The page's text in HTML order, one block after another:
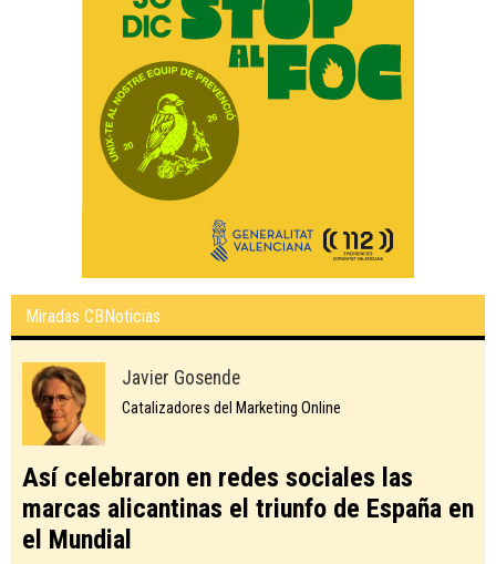
Miradas CBNoticias
Javier Gosende
Catalizadores del Marketing Online
Así celebraron en redes sociales las
marcas alicantinas el triunfo de España en
el Mundial